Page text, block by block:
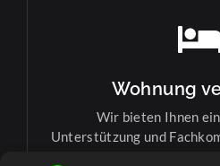
Wohnung
Wir bieten Ihnen
Unterstützung und